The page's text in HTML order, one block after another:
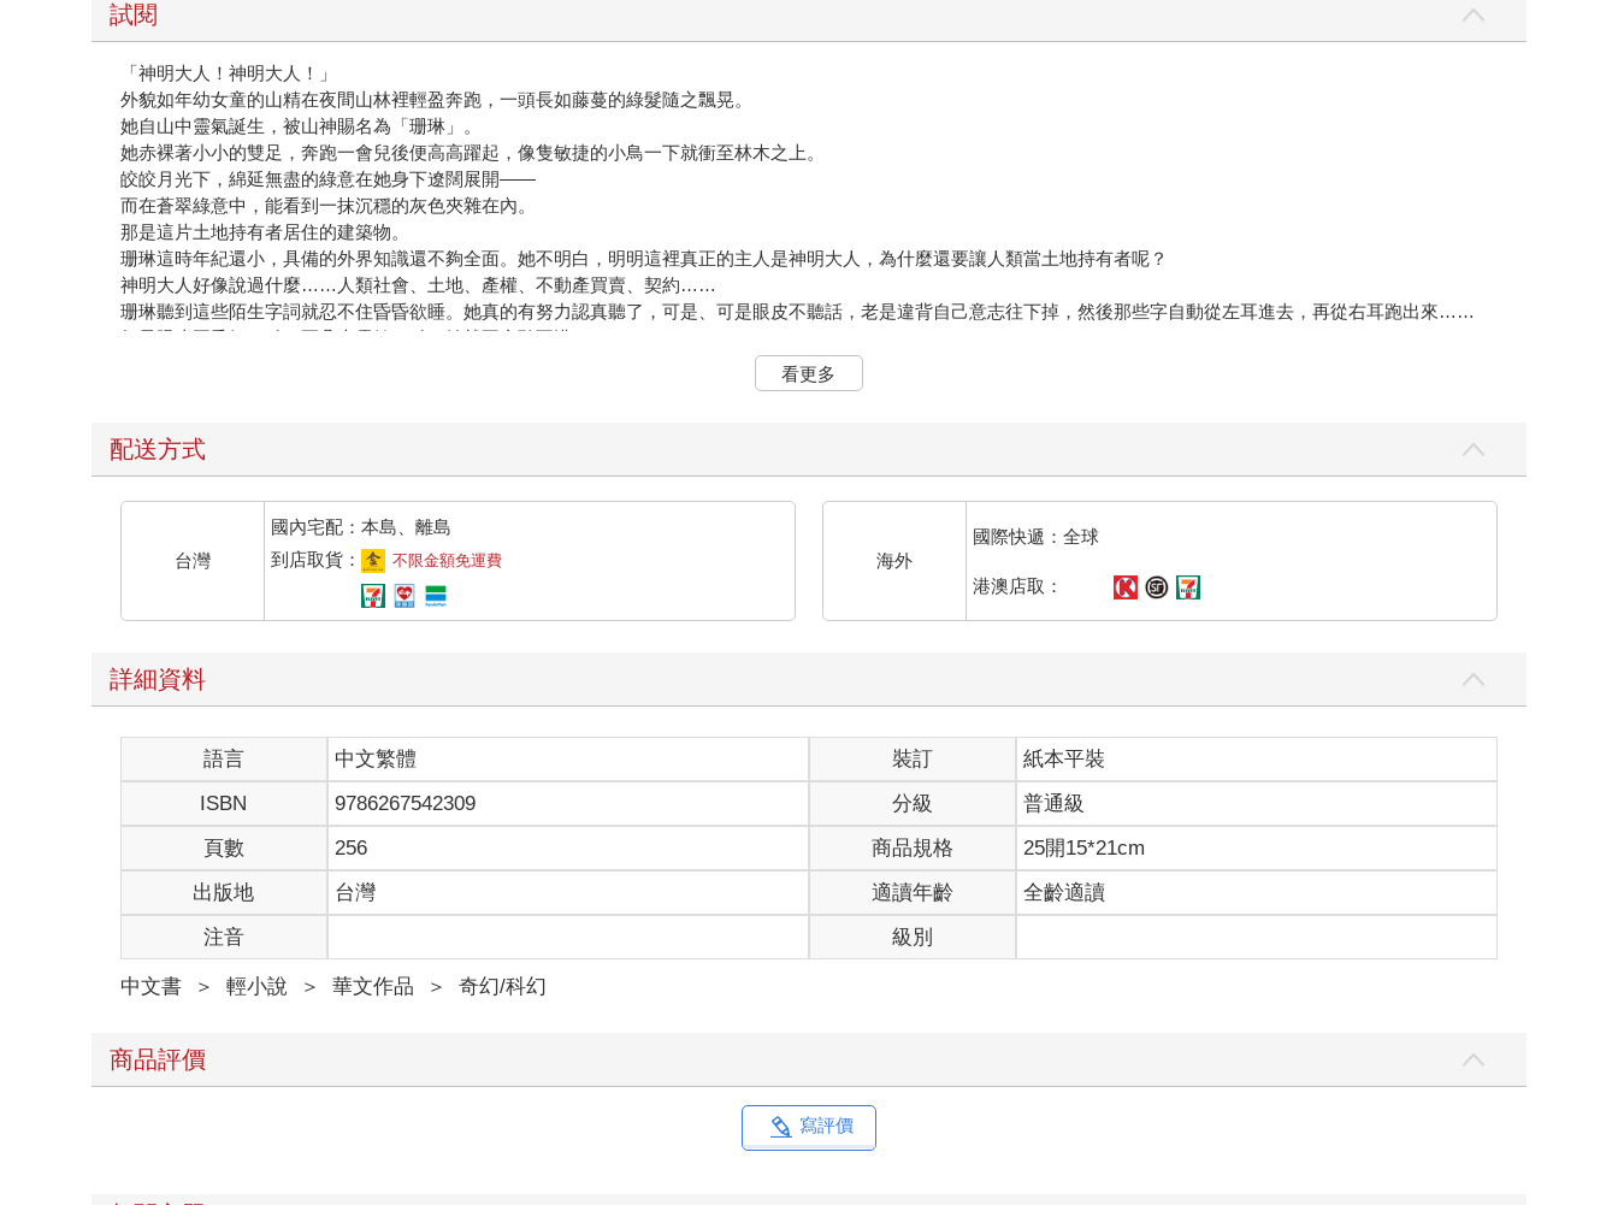
試閱
「神明大人！神明大人！」
外貌如年幼女童的山精在夜間山林裡輕盈奔跑，一頭長如藤蔓的綠髮隨之飄晃。
她自山中靈氣誕生，被山神賜名為「珊琳」。
她赤裸著小小的雙足，奔跑一會兒後便高高躍起，像隻敏捷的小鳥一下就衝至林木之上。
皎皎月光下，綿延無盡的綠意在她身下遼闊展開——
而在蒼翠綠意中，能看到一抹沉穩的灰色夾雜在內。
那是這片土地持有者居住的建築物。
珊琳這時年紀還小，具備的外界知識還不夠全面。她不明白，明明這裡真正的主人是神明大人，為什麼還要讓人類當土地持有者呢？
神明大人好像說過什麼……人類社會、土地、產權、不動產買賣、契約……
珊琳聽到這些陌生字詞就忍不住昏昏欲睡。她真的有努力認真聽了，可是、可是眼皮不聽話，老是違背自己意志往下掉，然後那些字自動從左耳進去，再從右耳跑出來……
如果眼皮再爭氣一點，耳朵也靈敏一點，她就不會聽不懂了。
雖說無法理解，不過看在屋子裡住的人類都是神明大人的信奉者，那麼就讓他們幫忙管理一下吧。
珊琳真心認為那些人類住的地方實在太小了，不像她和山神，這些綿延不絕的山都是她們的家。
來到建築物上方後，她輕飄飄地降落下去。
以人類眼光來看，佔地大得驚人、就算用「莊園」來稱呼都不為過的大宅，此刻陷入闃靜。一扇扇窗戶後盡是幽暗，彷彿與四周的寂寂森林融為一體。
珊琳仰著頭，好奇地打量，人類屋子的窗戶看起來就像一隻隻眼睛。
燈亮的時候是張開眼，燈暗的時候是閉上眼。
現在，窗戶在睡覺，屋子裡的人也在睡覺。
正當她欲收回視線，其中一扇窗倏地亮起一束細細的光，有如眼睛悄悄掀開一條縫。
才剛飛到窗戶前面，窗簾驟然被拉開，冷不丁和兩雙睜得大大的眼睛對上。
「呀啊！」珊琳被嚇得低呼一聲，換她一雙眼睛也瞠得又圓又大。
於是三雙圓圓的大眼睛就這麼你看我、我看你……
不對，他們怎麼能看到自己？珊琳霍然回神，驚訝地看著擠壓在玻璃窗上的兩張圓嫩臉蛋，可愛的五官都壓得變形了。
她試探地朝兩名小孩揮揮手，他們像沒看到，眼珠子並沒隨著她的手臂轉動。
看樣子不是真的看見自己……她鬆口氣，認出他們是楊家的兩個小孩，還是一對雙胞胎。
但在珊琳眼中，更像是兩顆白白的小肉團。
想到自己個子比他們倆都高，珊琳不禁生起幾分自豪。
她長得高，她是姊姊呢！
小肉團張大眼睛，努力地朝外望，隨後彷彿感覺彼此靠太近，兩張小臉不約而同露出抗拒。
接著珊琳就看到他們你一掌、我一掌的，像是要使勁把對方推離窗戶。
最後誰也沒推成功，只好板著臉，眼帶嫌棄地繼續與對方擠在窗子前。
珊琳搖搖頭，老成地嘆口氣。人類幼崽啊，真是一點都不懂得愛護手足。
下一刻她噘著嘴唇，對青絲一吹。它們朝窗戶飛了過去，穿過玻璃，像輕風拂過兩名小孩。
忽地一道人影出現在窗戶後，輕易地一手拎起一個，轉身前，目光似乎不經意往外一瞥……
看更多
配送方式
台灣
國內宅配：本島、離島
到店取貨：
不限金額免運費 海外
國際快遞：全球
港澳店取：
詳細資料
語言 中文繁體 裝訂
紙本平裝
ISBN
9786267542309 分級
普通級
頁數
256 商品規格
25開15*21cm
出版地
台灣 適讀年齡
全齡適讀
注音
級別
中文書 ＞ 輕小說 ＞ 華文作品 ＞ 奇幻/科幻
商品評價
寫評價